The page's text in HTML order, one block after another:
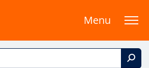
Menu